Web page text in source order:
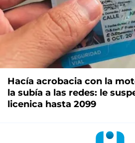
Hacía acrobacia con la
la subía a las redes: le
licenica hasta 2099